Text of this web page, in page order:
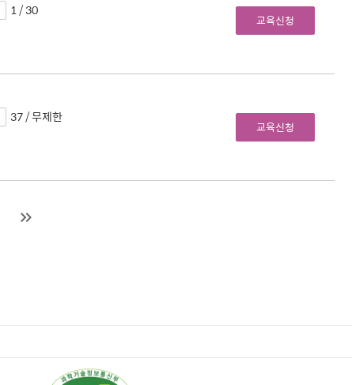
1 / 30
교육신청
37 / 무제한
교육신청
다음 마지막